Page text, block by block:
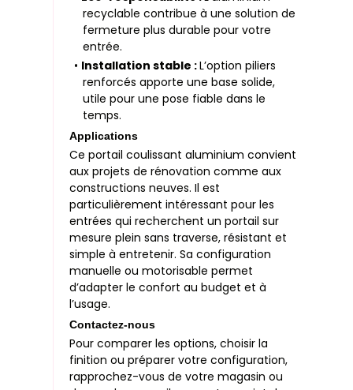
recyclable contribue à une solution de
fermeture plus durable pour votre
entrée.
• Installation stable :L’option piliers
renforcés apporte une base solide,
utile pour une pose fiable dans le
temps.
Applications
Ce portail coulissant aluminium convient
aux projets de rénovation comme aux
constructions neuves. Il est
particulièrement intéressant pour les
entrées qui recherchent un portail sur
mesure plein sans traverse, résistant et
simple à entretenir. Sa configuration
manuelle ou motorisable permet
d’adapter le confort au budget et à
l’usage.
Contactez-nous
Pour comparer les options, choisir la
finition ou préparer votre configuration,
rapprochez-vous de votre magasin ou